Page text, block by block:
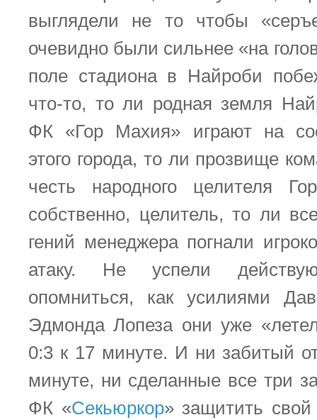
выглядели не то чтобы
очевидно были сильнее «на
поле стадиона в Найроби
что-то, то ли родная земля
ФК «Гор Махия» играют на
этого города, то ли прозвище
честь народного целителя
собственно, целитель, то ли
гений менеджера погнали
атаку. Не успели
опомниться, как усилиями
Эдмонда Лопеза они уже
0:3 к 17 минуте. И ни забитый
минуте, ни сделанные все три
ФК «Секьюркор» защитить свой